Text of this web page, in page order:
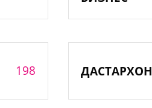
198 ДАСТАРХОН